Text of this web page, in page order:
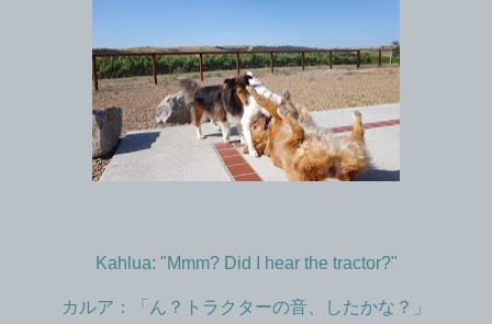
Kahlua: "Mmm? Did I hear the tractor?"
カルア：「ん？トラクターの音、したかな？」